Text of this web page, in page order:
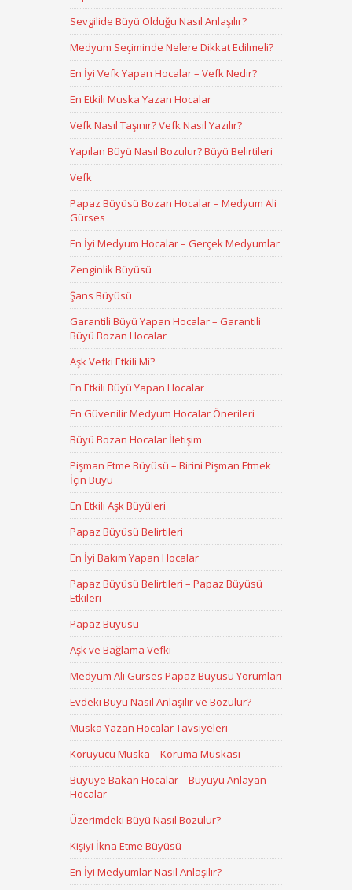
Sevgilide Büyü Olduğu Nasıl Anlaşılır?
Medyum Seçiminde Nelere Dikkat Edilmeli?
En İyi Vefk Yapan Hocalar – Vefk Nedir?
En Etkili Muska Yazan Hocalar
Vefk Nasıl Taşınır? Vefk Nasıl Yazılır?
Yapılan Büyü Nasıl Bozulur? Büyü Belirtileri
Vefk
Papaz Büyüsü Bozan Hocalar – Medyum Ali
Gürses
En İyi Medyum Hocalar – Gerçek Medyumlar
Zenginlik Büyüsü
Şans Büyüsü
Garantili Büyü Yapan Hocalar – Garantili
Büyü Bozan Hocalar
Aşk Vefki Etkili Mi?
En Etkili Büyü Yapan Hocalar
En Güvenilir Medyum Hocalar Önerileri
Büyü Bozan Hocalar İletişim
Pişman Etme Büyüsü – Birini Pişman Etmek
İçin Büyü
En Etkili Aşk Büyüleri
Papaz Büyüsü Belirtileri
En İyi Bakım Yapan Hocalar
Papaz Büyüsü Belirtileri – Papaz Büyüsü
Etkileri
Papaz Büyüsü
Aşk ve Bağlama Vefki
Medyum Ali Gürses Papaz Büyüsü Yorumları
Evdeki Büyü Nasıl Anlaşılır ve Bozulur?
Muska Yazan Hocalar Tavsiyeleri
Koruyucu Muska – Koruma Muskası
Büyüye Bakan Hocalar – Büyüyü Anlayan
Hocalar
Üzerimdeki Büyü Nasıl Bozulur?
Kişiyi İkna Etme Büyüsü
En İyi Medyumlar Nasıl Anlaşılır?